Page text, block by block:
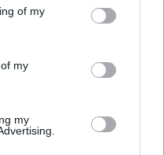
You may click to
its third-party tags to
in below Google
of my
my
my
repülőút
Ez egy újabb
Vegasban.
fordul elő, hogy
versenyen aztán